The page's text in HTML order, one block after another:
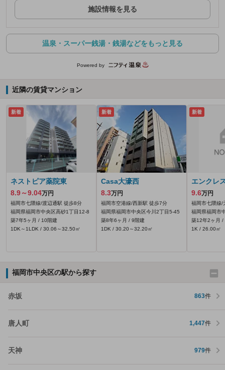
施設情報を見る
温泉・スーパー銭湯・銭湯などをもっと見る
Powered by
近隣の賃貸マンション
新着
ネストピア薬院東
8.9～9.04万円
福岡市七隈線/渡辺通駅 徒歩8分
福岡県福岡市中央区高砂1丁目12-8
築7年5ヶ月 / 10階建
1DK～1LDK / 30.06～32.50㎡
新着
Casa大濠西
8.3万円
福岡市空港線/西新駅 徒歩7分
福岡県福岡市中央区今川2丁目5-45
築8年6ヶ月 / 9階建
1DK / 30.20～32.20㎡
新着
エンクレ
9.6万円
福岡市七隈線/
福岡県福岡市
築12年2ヶ月 /
1K / 26.00㎡
福岡市中央区の駅から探す
赤坂 863件
唐人町 1,447件
天神 979件